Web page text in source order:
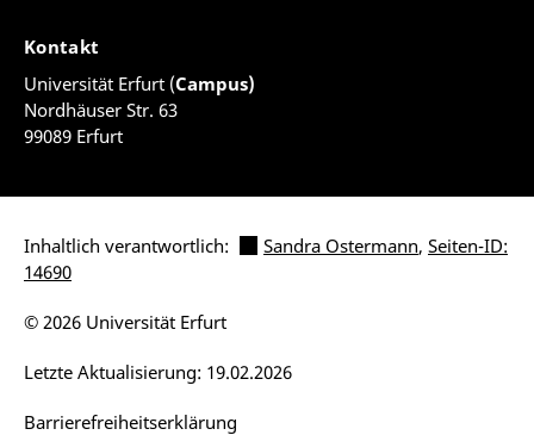
Kontakt
Universität Erfurt (Campus)
Nordhäuser Str. 63
99089 Erfurt
Inhaltlich verantwortlich: Sandra Ostermann, Seiten-ID:
14690
Barrierefreiheitserklärung
Letzte Aktualisierung: 19.02.2026
© 2026 Universität Erfurt